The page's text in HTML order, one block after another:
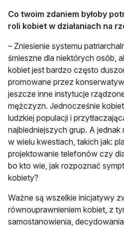
Co twoim zdaniem byłoby
roli kobiet w działaniach na
– Zniesienie systemu
śmieszne dla niektórych osób,
kobiet jest bardzo często
promowane przez
jeszcze inne instytucje
mężczyzn. Jednocześnie
ludzkiej populacji i
najbiedniejszych grup. A
w wielu kwestiach, takich jak:
projektowanie telefonów czy
bo kto wie, jak rozpoznać
kobiety?
Ważne są wszelkie inicjatywy
równouprawnieniem kobiet, z
samostanowienia,